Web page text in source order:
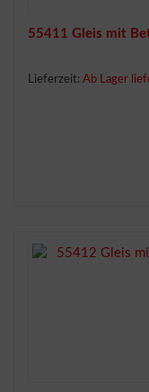
55411 Gleis mit
Lieferzeit: Ab Lager